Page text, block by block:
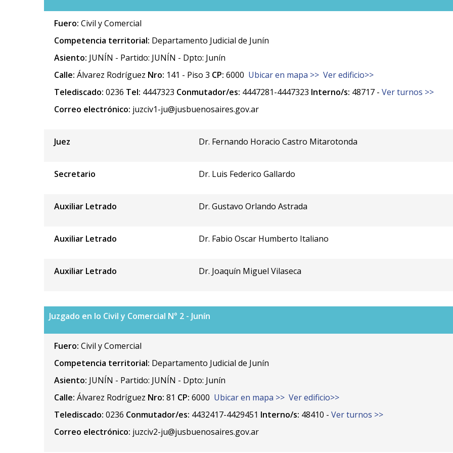
Fuero: Civil y Comercial
Competencia territorial: Departamento Judicial de Junín
Asiento: JUNÍN - Partido: JUNÍN - Dpto: Junín
Calle: Álvarez Rodríguez Nro: 141 - Piso 3 CP: 6000 Ubicar en mapa >> Ver edificio>>
Telediscado: 0236 Tel: 4447323 Conmutador/es: 4447281-4447323 Interno/s: 48717 - Ver turnos >>
Correo electrónico: juzciv1-ju@jusbuenosaires.gov.ar
Juez Dr. Fernando Horacio Castro Mitarotonda
Secretario Dr. Luis Federico Gallardo
Auxiliar Letrado Dr. Gustavo Orlando Astrada
Auxiliar Letrado Dr. Fabio Oscar Humberto Italiano
Auxiliar Letrado Dr. Joaquín Miguel Vilaseca
Juzgado en lo Civil y Comercial N° 2 - Junín
Fuero: Civil y Comercial
Competencia territorial: Departamento Judicial de Junín
Asiento: JUNÍN - Partido: JUNÍN - Dpto: Junín
Calle: Álvarez Rodríguez Nro: 81 CP: 6000 Ubicar en mapa >> Ver edificio>>
Telediscado: 0236 Conmutador/es: 4432417-4429451 Interno/s: 48410 - Ver turnos >>
Correo electrónico: juzciv2-ju@jusbuenosaires.gov.ar